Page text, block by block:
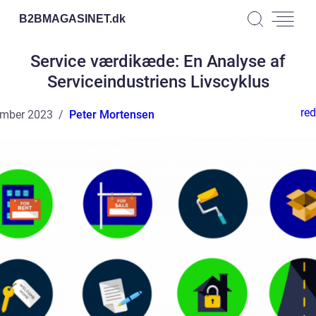
B2BMAGASINET.dk
Service værdikæde: En Analyse af
Serviceindustriens Livscyklus
2023 Peter Mortensen